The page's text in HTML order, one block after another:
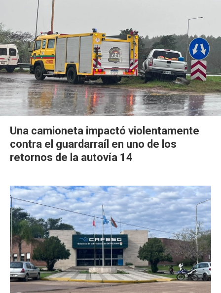
Una camioneta impactó violentamente
contra el guardarraíl en uno de los
retornos de la autovía 14